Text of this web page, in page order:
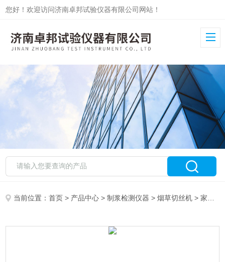
您好！欢迎访问济南卓邦试验仪器有限公司网站！
当前位置：首页 > 产品中心 >制浆检测仪器 >烟草切丝机 > 家用烟叶切丝机